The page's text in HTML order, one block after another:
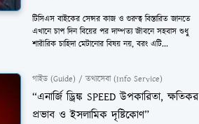
টিসিএস বাইকের সেন্সর কাজ ও গুরুত্ব বিস্তারিত জানতে
এখানে চাপ দিন বিয়ের পর দাম্পত্য জীবনে সহবাস শুধু
শারীরিক চাহিদা মেটানোর বিষয় নয়, বরং এটি...
গাইড (Guide) / তথ্যসেবা (Info Service)
“এনার্জি ড্রিঙ্ক SPEED উপকারিতা, ক্ষতিকর
প্রভাব ও ইসলামিক দৃষ্টিকোণ”